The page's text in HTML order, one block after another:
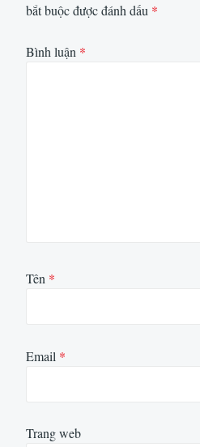
bắt buộc được đánh dấu *
Bình luận *
Tên *
Email *
Trang web